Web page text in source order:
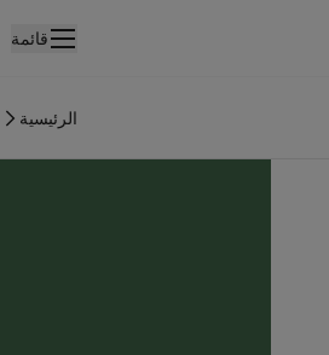
قائمة
الرئيسية